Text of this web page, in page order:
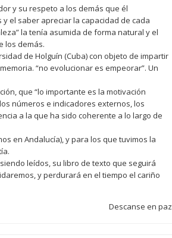
y su respeto a los demás que él
el saber apreciar la capacidad de cada
la tenía asumida de forma natural y el
los demás.
de Holguín (Cuba) con objeto de impartir
“no evolucionar es empeorar”. Un
que “lo importante es la motivación
números e indicadores externos, los
a la que ha sido coherente a lo largo de
en Andalucía), y para los que tuvimos la
leídos, su libro de texto que seguirá
y perdurará en el tiempo el cariño
Descanse en paz